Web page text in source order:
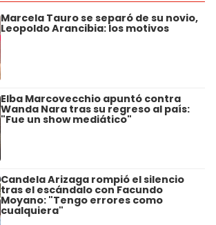
Marcela Tauro se separó de su novio,
Leopoldo Arancibia: los motivos
Elba Marcovecchio apuntó contra
Wanda Nara tras su regreso al país:
"Fue un show mediático"
Candela Arizaga rompió el silencio
tras el escándalo con Facundo
Moyano: "Tengo errores como
cualquiera"